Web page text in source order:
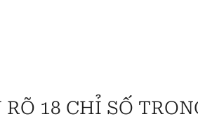
RÕ 18 CHỈ SỐ